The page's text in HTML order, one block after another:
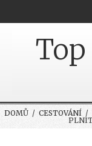
DOMŮ/CESTOVÁNÍ/
PLNIT